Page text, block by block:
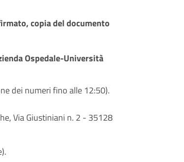
copia del documento
Ospedale-Università
dei numeri fino alle 12:50).
Via Giustiniani n. 2 - 35128